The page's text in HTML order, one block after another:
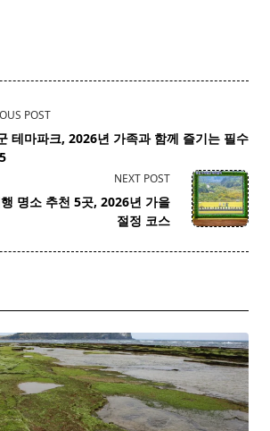
POST
테마파크, 2026년 가족과 함께 즐기는 필수
NEXT POST
명소 추천 5곳, 2026년 가을
절정 코스